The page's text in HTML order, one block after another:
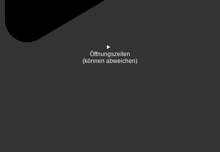
Öffnungszeiten
(können abweichen)